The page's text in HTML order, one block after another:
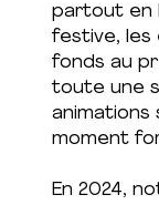
partout en
festive, les
fonds au
toute une
animations
moment
En 2024,